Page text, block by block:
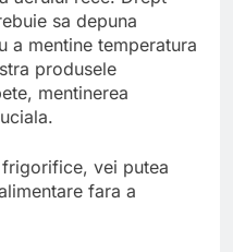
sa depuna
a mentine temperatura
produsele
mentinerea
vei putea
fara a